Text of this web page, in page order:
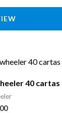
40 cartas
O
preço
é:
R$50.00.